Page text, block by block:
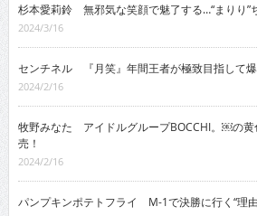
杉本愛莉鈴 無邪気な笑顔で魅了する…“まりり”
2024/3/16
センチネル 『月笑』年間王者が極致目指して
2024/2/16
牧野みなた アイドルグループBOCCHI。￼の黄
売！
2024/2/16
パンプキンポテトフライ M-1で決勝に行く“理